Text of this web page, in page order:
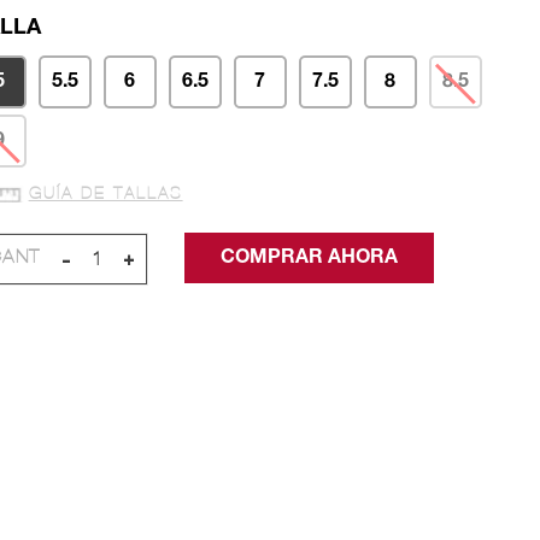
5.5 6 6.5 7 7.5 8 8.5
GUÍA DE TALLAS
+
-